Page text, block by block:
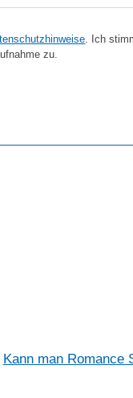
. Ich
zu.
Kann man Romance